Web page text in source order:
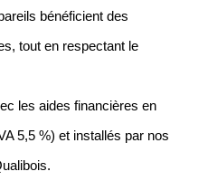
bénéficient des
tout en respectant le
les aides financières en
5,5 %) et installés par nos